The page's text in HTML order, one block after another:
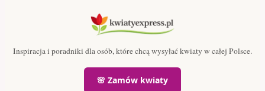
Inspiracja i poradniki dla osób, które chcą wysyłać kwiaty w całej Polsce.
🌸 Zamów kwiaty